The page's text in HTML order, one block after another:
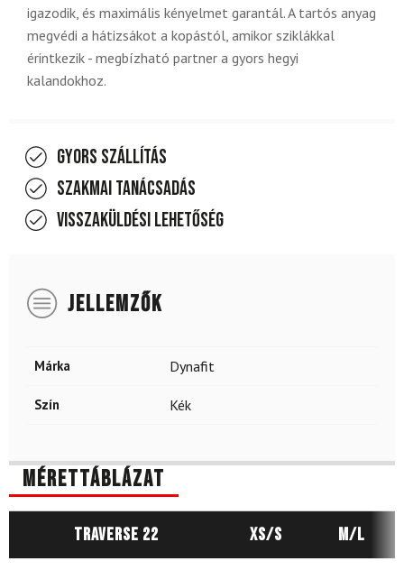
igazodik, és maximális kényelmet garantál. A tartós anyag
megvédi a hátizsákot a kopástól, amikor sziklákkal
érintkezik - megbízható partner a gyors hegyi
kalandokhoz.
Gyors szállítás
Szakmai tanácsadás
Visszaküldési lehetőség
JELLEMZŐK
Márka Dynafit
Szín Kék
Mérettáblázat
Traverse 22 XS/S M/L